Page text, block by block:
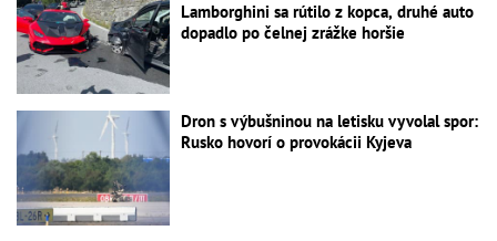
Lamborghini sa rútilo z kopca, druhé auto
dopadlo po čelnej zrážke horšie
Dron s výbušninou na letisku vyvolal spor:
Rusko hovorí o provokácii Kyjeva